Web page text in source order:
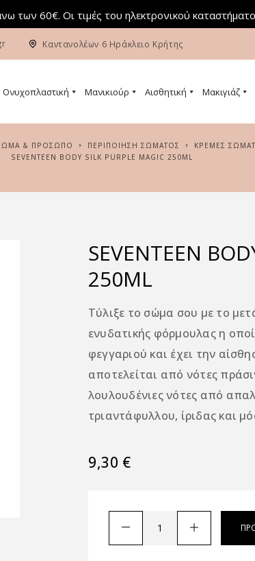
των 60€. Οι τιμές του ηλεκτρονικού
Καντανολέων 6 Ηράκλειο Κρήτης
Ονυχοπλαστική Μανικιούρ Αισθητική Μακιγιάζ
ΣΏΜΑ & ΠΡΌΣΩΠΟ ΠΕΡΙΠΟΊΗΣΗ ΣΏΜΑΤΟΣ
ΚΡΈΜΕΣ
SEVENTEEN BODY SILK PURPLE MAGIC 250ML
SEVENTEEN
250ML
Τύλιξε το σώμα σου με το
ενυδατικής φόρμουλας η
φεγγαριού και έχει την
αποτελείται από νότες
λουλουδένιες νότες από
τριαντάφυλλου, ίριδας και
9,30 €